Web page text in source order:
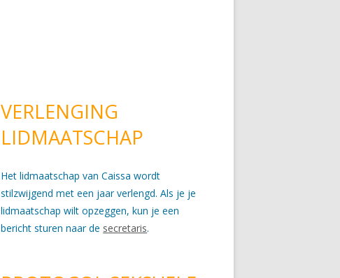
VERLENGING
LIDMAATSCHAP
Het lidmaatschap van Caissa wordt
stilzwijgend met een jaar verlengd. Als je je
lidmaatschap wilt opzeggen, kun je een
bericht sturen naar de secretaris.